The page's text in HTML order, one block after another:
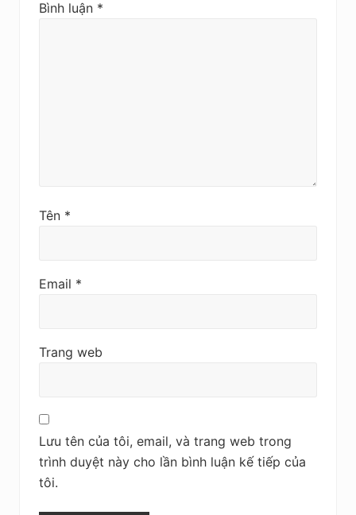
Bình luận *
Tên *
Email *
Trang web
Lưu tên của tôi, email, và trang web trong
trình duyệt này cho lần bình luận kế tiếp của
tôi.